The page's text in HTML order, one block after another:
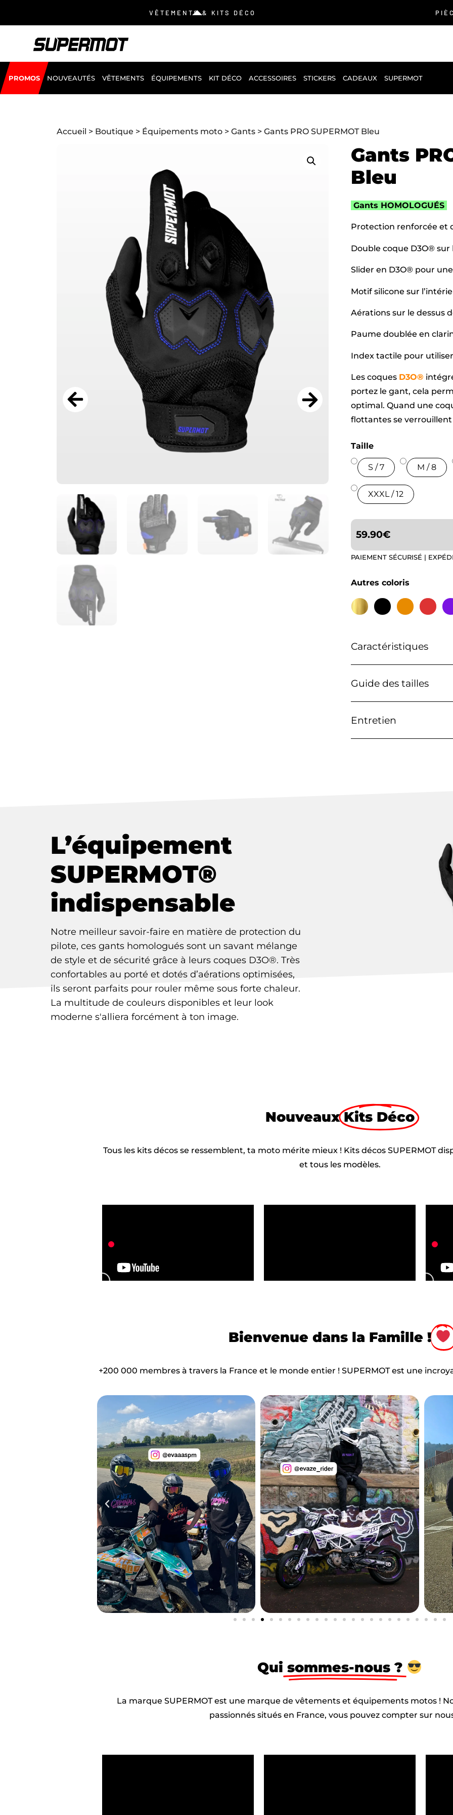
VÊTEMENTS & KITS DÉCO
PROMOS NOUVEAUTÉS VÊTEMENTS ÉQUIPEMENTS KIT DÉCO ACCESSOIRES STICKERS CADEAUX SUPERMOT
Accueil > Boutique > Équipements moto > Gants > Gants PRO SUPERMOT Bleu
Gants
Bleu
Gants HOMOLOGUÉS
Protection renforcée et
Double coque D3O® sur
Slider en D3O® pour
Motif silicone sur
Aérations sur le dessus
Paume doublée en
Index tactile pour
Les coques D3O®
portez le gant, cela
optimal. Quand une
flottantes se
Taille
S / 7 M / 8
XXXL / 12
59.90€
PAIEMENT SÉCURISÉ |
Autres coloris
Caractéristiques
Guide des tailles
Entretien
L’équipement
SUPERMOT®
indispensable
Notre meilleur savoir-faire en matière de protection du
pilote, ces gants homologués sont un savant mélange
de style et de sécurité grâce à leurs coques D3O®. Très
confortables au porté et dotés d’aérations optimisées,
ils seront parfaits pour rouler même sous forte chaleur.
La multitude de couleurs disponibles et leur look
moderne s'alliera forcément à ton image.
Nouveaux Kits Déco
Tous les kits décos se ressemblent, ta moto mérite mieux ! Kits décos SUPERMOT
et tous les modèles.
Bienvenue dans la Famille !
+200 000 membres à travers la France et le monde entier ! SUPERMOT est une
Quisommes-nous ?
La marque SUPERMOT est une marque de vêtements et équipements motos !
passionnés situés en France, vous pouvez compter sur